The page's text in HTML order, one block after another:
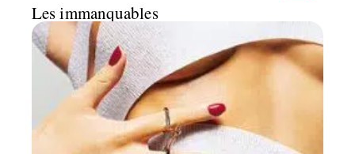
Les immanquables